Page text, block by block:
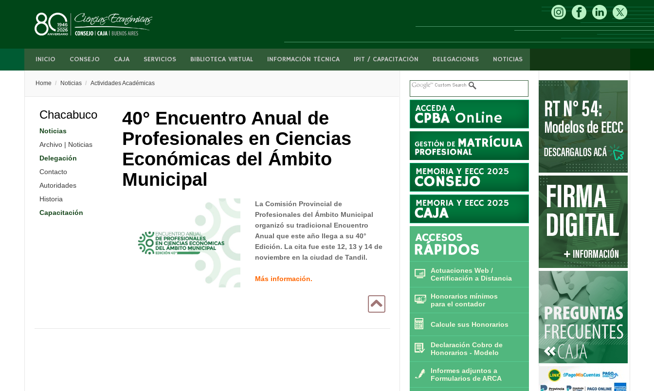
INICIO CONSEJO CAJA SERVICIOS BIBLIOTECA VIRTUAL INFORMACIÓN TÉCNICA IPIT / CAPACITACIÓN DELEGACIONES NOTICIAS
Home / Noticias / Actividades Académicas
Chacabuco
Noticias
Archivo | Noticias
Delegación
Contacto
Autoridades
Historia
Capacitación
40° Encuentro Anual de
Profesionales en Ciencias
Económicas del Ámbito
Municipal
La Comisión Provincial de
Profesionales del Ámbito Municipal
organizó su tradicional Encuentro
Anual que este año llega a su 40°
Edición. La cita fue este 12, 13 y 14 de
noviembre en la ciudad de Tandil.
Más información.
Actuaciones Web /
Certificación a Distancia
Honorarios mínimos
para el contador
Calcule sus Honorarios
Declaración Cobro de
Honorarios - Modelo
Informes adjuntos a
Formularios de ARCA